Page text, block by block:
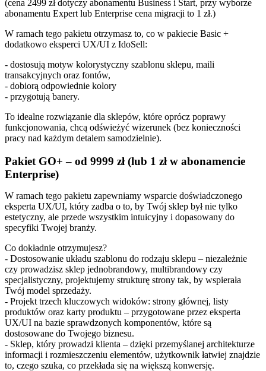
(cena 2499 zł dotyczy abonamentu Business i Start, przy wyborze
abonamentu Expert lub Enterprise cena migracji to 1 zł.)
W ramach tego pakietu otrzymasz to, co w pakiecie Basic +
dodatkowo eksperci UX/UI z IdoSell:
- dostosują motyw kolorystyczny szablonu sklepu, maili
transakcyjnych oraz fontów,
- dobiorą odpowiednie kolory
- przygotują banery.
To idealne rozwiązanie dla sklepów, które oprócz poprawy
funkcjonowania, chcą odświeżyć wizerunek (bez konieczności
pracy nad każdym detalem samodzielnie).
Pakiet GO+ – od 9999 zł (lub 1 zł w abonamencie
Enterprise)
W ramach tego pakietu zapewniamy wsparcie doświadczonego
eksperta UX/UI, który zadba o to, by Twój sklep był nie tylko
estetyczny, ale przede wszystkim intuicyjny i dopasowany do
specyfiki Twojej branży.
Co dokładnie otrzymujesz?
- Dostosowanie układu szablonu do rodzaju sklepu – niezależnie
czy prowadzisz sklep jednobrandowy, multibrandowy czy
specjalistyczny, projektujemy strukturę strony tak, by wspierała
Twój model sprzedaży.
- Projekt trzech kluczowych widoków: strony głównej, listy
produktów oraz karty produktu – przygotowane przez eksperta
UX/UI na bazie sprawdzonych komponentów, które są
dostosowane do Twojego biznesu.
- Sklep, który prowadzi klienta – dzięki przemyślanej architekturze
informacji i rozmieszczeniu elementów, użytkownik łatwiej znajdzie
to, czego szuka, co przekłada się na większą konwersję.